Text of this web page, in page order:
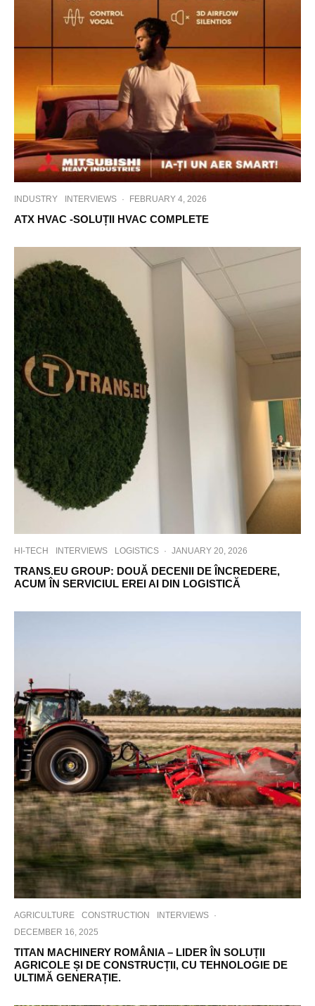
INDUSTRY INTERVIEWS · FEBRUARY 4, 2026
ATX HVAC -SOLUȚII HVAC COMPLETE
HI-TECH INTERVIEWS LOGISTICS · JANUARY 20, 2026
TRANS.EU GROUP: DOUĂ DECENII DE ÎNCREDERE,
ACUM ÎN SERVICIUL EREI AI DIN LOGISTICĂ
AGRICULTURE CONSTRUCTION INTERVIEWS ·
DECEMBER 16, 2025
TITAN MACHINERY ROMÂNIA – LIDER ÎN SOLUȚII
AGRICOLE ȘI DE CONSTRUCȚII, CU TEHNOLOGIE DE
ULTIMĂ GENERAȚIE.